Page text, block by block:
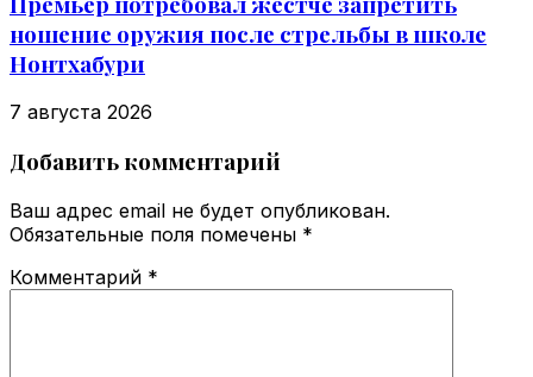
ношение оружия после стрельбы в школе
Нонтхабури
7 августа 2026
Добавить комментарий
Ваш адрес email не будет опубликован.
Обязательные поля помечены *
Комментарий *